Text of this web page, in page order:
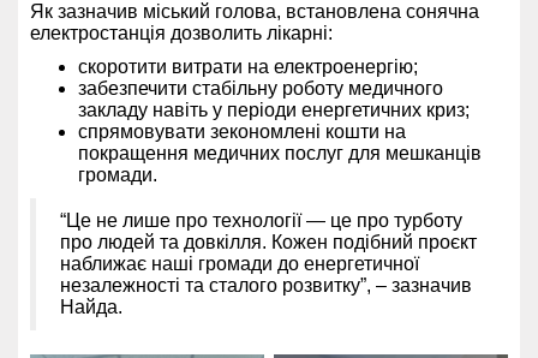
Як зазначив міський голова, встановлена сонячна
електростанція дозволить лікарні:
скоротити витрати на електроенергію;
забезпечити стабільну роботу медичного
закладу навіть у періоди енергетичних криз;
спрямовувати зекономлені кошти на
покращення медичних послуг для мешканців
громади.
“Це не лише про технології — це про турботу
про людей та довкілля. Кожен подібний проєкт
наближає наші громади до енергетичної
незалежності та сталого розвитку”, – зазначив
Найда.